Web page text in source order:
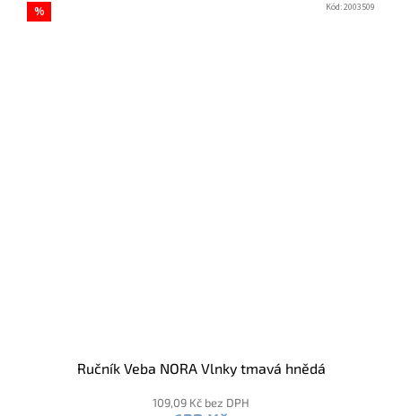
%
Ručník Veba NORA Vlnky tmavá hnědá
109,09 Kč bez DPH
Kód:2003509